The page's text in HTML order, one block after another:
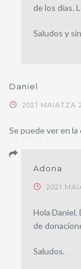
de los días.
Saludos y
Daniel
2021 MAIATZA
Se puede ver en
Adona
2021
Hola
de
Saludos.